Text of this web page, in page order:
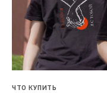
ЧТО КУПИТЬ